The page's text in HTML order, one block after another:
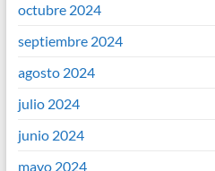
octubre 2024
septiembre 2024
agosto 2024
julio 2024
junio 2024
mayo 2024